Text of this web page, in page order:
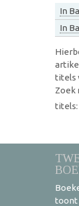
In
In
titels
Zoek
titels:
toont